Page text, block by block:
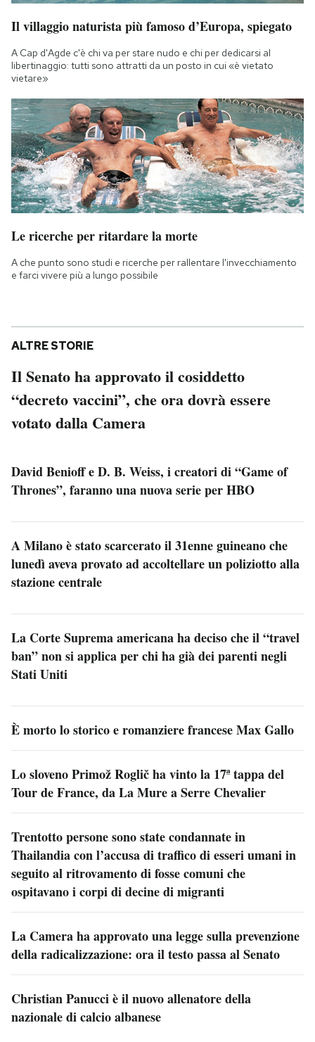
Il villaggio naturista più famoso d’Europa, spiegato
A Cap d'Agde c'è chi va per stare nudo e chi per dedicarsi al
libertinaggio: tutti sono attratti da un posto in cui «è vietato
vietare»
Le ricerche per ritardare la morte
A che punto sono studi e ricerche per rallentare l'invecchiamento
e farci vivere più a lungo possibile
ALTRE STORIE
Il Senato ha approvato il cosiddetto
“decreto vaccini”, che ora dovrà essere
votato dalla Camera
David Benioff e D. B. Weiss, i creatori di “Game of
Thrones”, faranno una nuova serie per HBO
A Milano è stato scarcerato il 31enne guineano che
lunedì aveva provato ad accoltellare un poliziotto alla
stazione centrale
La Corte Suprema americana ha deciso che il “travel
ban” non si applica per chi ha già dei parenti negli
Stati Uniti
È morto lo storico e romanziere francese Max Gallo
Lo sloveno Primož Roglič ha vinto la 17ª tappa del
Tour de France, da La Mure a Serre Chevalier
Trentotto persone sono state condannate in
Thailandia con l’accusa di traffico di esseri umani in
seguito al ritrovamento di fosse comuni che
ospitavano i corpi di decine di migranti
La Camera ha approvato una legge sulla prevenzione
della radicalizzazione: ora il testo passa al Senato
Christian Panucci è il nuovo allenatore della
nazionale di calcio albanese